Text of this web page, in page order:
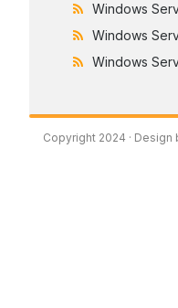
Windows
Windows
Windows
Copyright 2024 · Design